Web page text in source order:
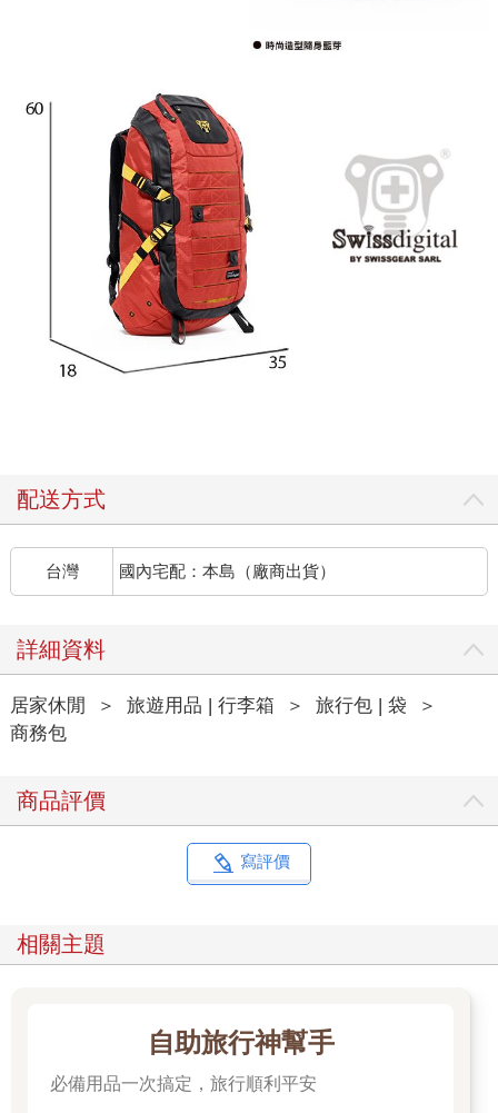
配送方式
台灣 國內宅配：本島（廠商出貨）
詳細資料
居家休閒 ＞ 旅遊用品 | 行李箱 ＞ 旅行包 | 袋
＞
商務包
商品評價
寫評價
相關主題
自助旅行神幫手
必備用品一次搞定，旅行順利平安